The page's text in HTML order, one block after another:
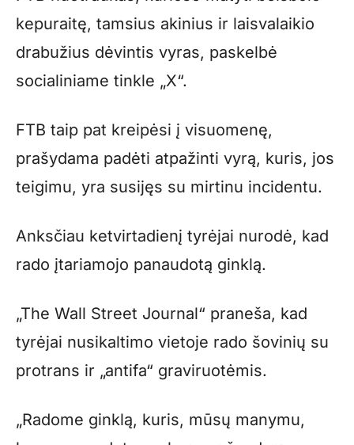
kepuraitę, tamsius akinius ir laisvalaikio
drabužius dėvintis vyras, paskelbė
socialiniame tinkle „X“.
FTB taip pat kreipėsi į visuomenę,
prašydama padėti atpažinti vyrą, kuris, jos
teigimu, yra susijęs su mirtinu incidentu.
Anksčiau ketvirtadienį tyrėjai nurodė, kad
rado įtariamojo panaudotą ginklą.
„The Wall Street Journal“ praneša, kad
tyrėjai nusikaltimo vietoje rado šovinių su
protrans ir „antifa“ graviruotėmis.
„Radome ginklą, kuris, mūsų manymu,